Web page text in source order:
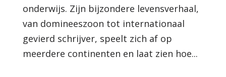
onderwijs. Zijn bijzondere levensverhaal,
van domineeszoon tot internationaal
gevierd schrijver, speelt zich af op
meerdere continenten en laat zien hoe...